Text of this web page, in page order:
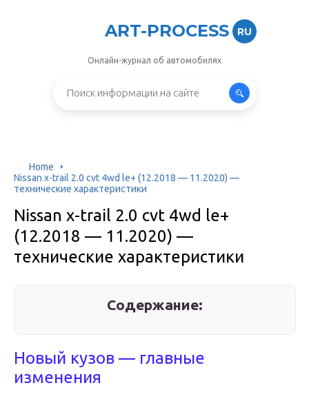
ART-PROCESS RU
Онлайн-журнал об автомобилях
Home
Nissan x-trail 2.0 cvt 4wd le+ (12.2018 — 11.2020) —
технические характеристики
Nissan x-trail 2.0 cvt 4wd le+
(12.2018 — 11.2020) —
технические характеристики
Содержание:
Новый кузов — главные
изменения